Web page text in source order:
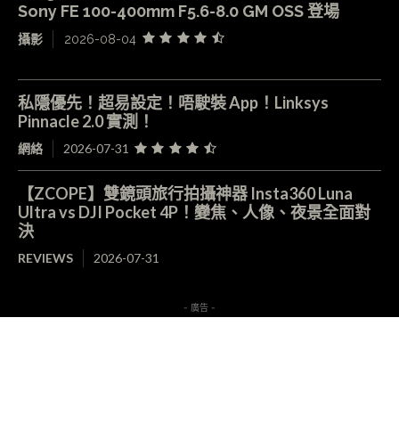
Sony FE 100-400mm F5.6-8.0 GM OSS 登場
攝影 2026-08-04
私隱優先！超易設定！唔駛裝 App！Linksys
Pinnacle 2.0 實測！
網絡 2026-07-31
【ZCOPE】雙鏡頭旅行拍攝神器 Insta360 Luna
Ultra vs DJI Pocket 4P！變焦、人像、夜景全面對
決
REVIEWS 2026-07-31
- 廣告 -